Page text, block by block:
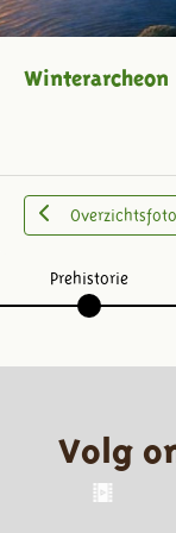
Winterarcheon
Prehistorie
Volg